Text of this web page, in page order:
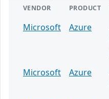
VENDOR PRODUCT
Microsoft Azure
Microsoft
Azure